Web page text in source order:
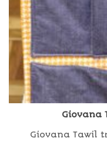
Giovana
Giovana Tawil